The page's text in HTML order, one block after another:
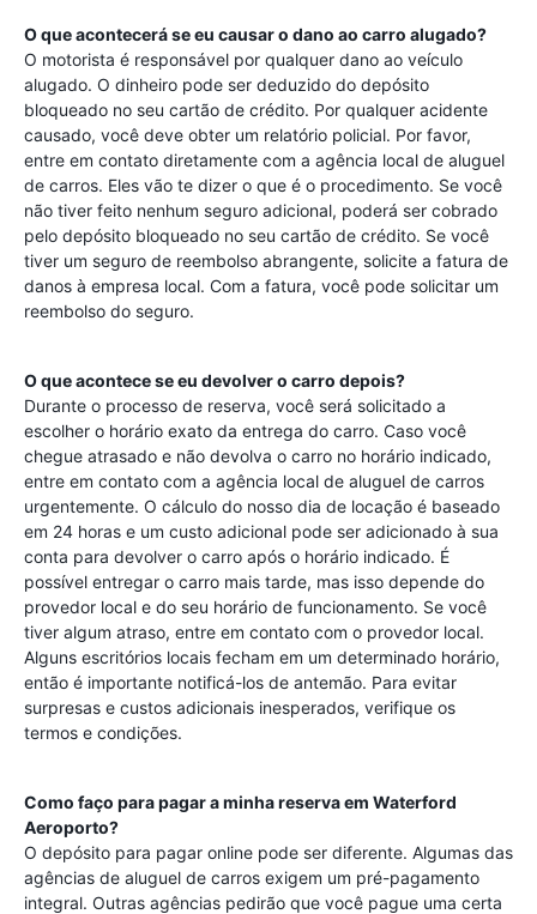
O que acontecerá se eu causar o dano ao carro alugado?
O motorista é responsável por qualquer dano ao veículo
alugado. O dinheiro pode ser deduzido do depósito
bloqueado no seu cartão de crédito. Por qualquer acidente
causado, você deve obter um relatório policial. Por favor,
entre em contato diretamente com a agência local de aluguel
de carros. Eles vão te dizer o que é o procedimento. Se você
não tiver feito nenhum seguro adicional, poderá ser cobrado
pelo depósito bloqueado no seu cartão de crédito. Se você
tiver um seguro de reembolso abrangente, solicite a fatura de
danos à empresa local. Com a fatura, você pode solicitar um
reembolso do seguro.
O que acontece se eu devolver o carro depois?
Durante o processo de reserva, você será solicitado a
escolher o horário exato da entrega do carro. Caso você
chegue atrasado e não devolva o carro no horário indicado,
entre em contato com a agência local de aluguel de carros
urgentemente. O cálculo do nosso dia de locação é baseado
em 24 horas e um custo adicional pode ser adicionado à sua
conta para devolver o carro após o horário indicado. É
possível entregar o carro mais tarde, mas isso depende do
provedor local e do seu horário de funcionamento. Se você
tiver algum atraso, entre em contato com o provedor local.
Alguns escritórios locais fecham em um determinado horário,
então é importante notificá-los de antemão. Para evitar
surpresas e custos adicionais inesperados, verifique os
termos e condições.
Como faço para pagar a minha reserva em Waterford
Aeroporto?
O depósito para pagar online pode ser diferente. Algumas das
agências de aluguel de carros exigem um pré-pagamento
integral. Outras agências pedirão que você pague uma certa